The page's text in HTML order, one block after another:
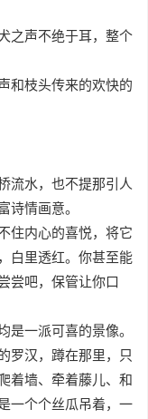
之声不绝于耳，整个
和枝头传来的欢快的
流水，也不提那引人
情画意。
住内心的喜悦，将它
白里透红。你甚至能
尝吧，保管让你口
一派可喜的景像。
罗汉，蹲在那里，只
着墙、牵着藤儿、和
一个个丝瓜吊着，一